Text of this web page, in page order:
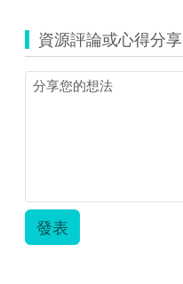
資源評論或心得分享
發表